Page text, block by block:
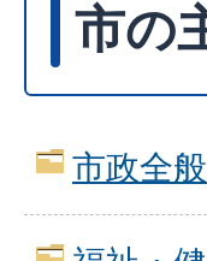
市の
市政全般